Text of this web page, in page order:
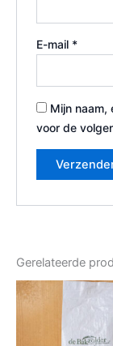
E-mail *
Mijn naam,
voor de
Gerelateerde